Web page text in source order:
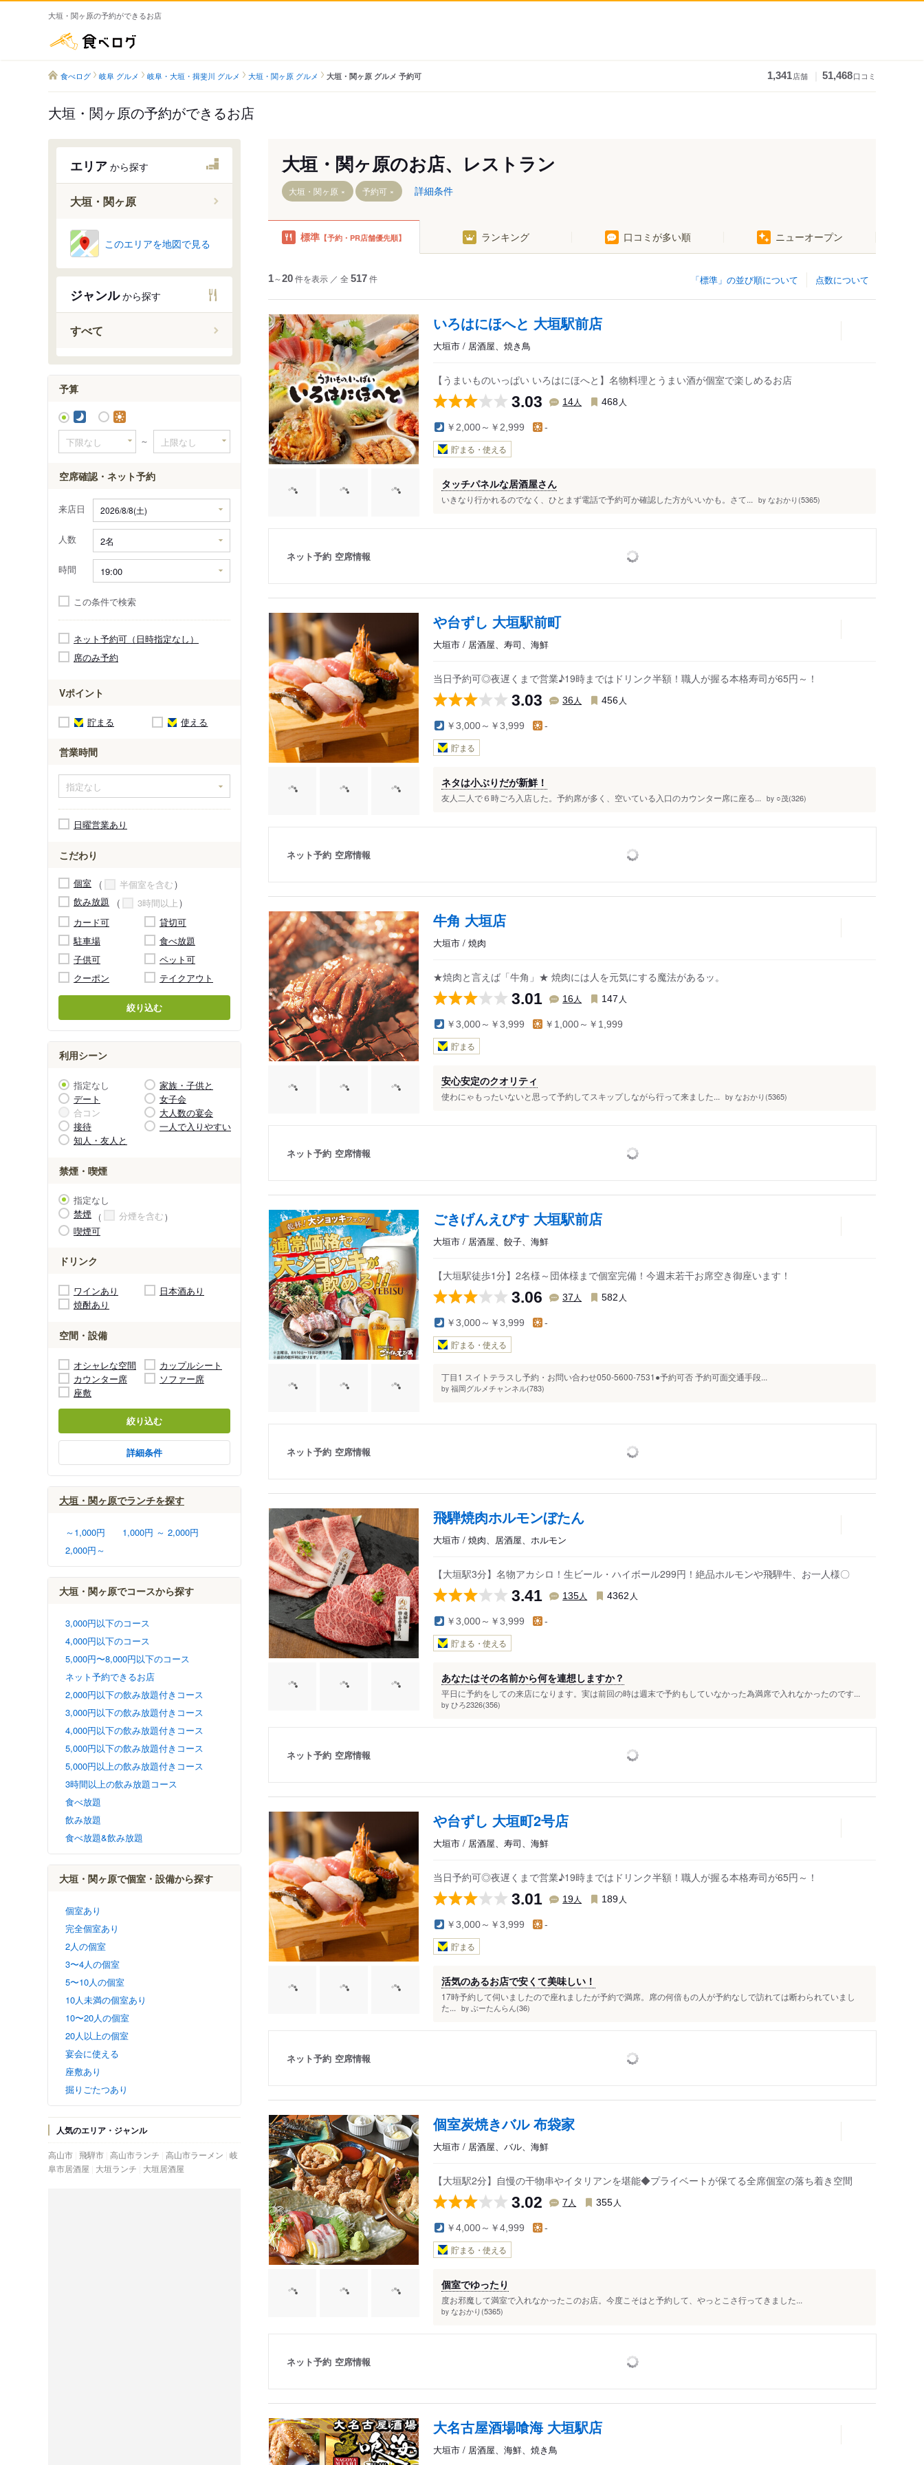
大垣・関ヶ原の予約ができるお店
食べログ 岐阜 グルメ 岐阜・大垣・揖斐川 グルメ 大垣・関ヶ原 グルメ 大垣・関ヶ原 グルメ 予約可 1,341店舗 51,468口コミ
大垣・関ヶ原の予約ができるお店
エリア から探す
大垣・関ヶ原
大垣駅
関ケ原駅
荒尾駅
美濃赤坂駅
東大垣駅
大外羽駅
友江駅
北大垣駅
東赤坂駅
広神戸駅
北神戸駅
池野駅
このエリアを地図で見る
ジャンルから探す
すべて
予算
～
空席確認・ネット予約
来店日
人数
時間
この条件で検索
ネット予約可（日時指定なし）
席のみ予約
Vポイント
貯まる 使える
営業時間
日曜営業あり
こだわり
個室
半個室を含む
飲み放題
3時間以上
カード可
貸切可
駐車場
食べ放題
子供可
ペット可
クーポン
テイクアウト
絞り込む
利用シーン
指定なし
家族・子供と
デート
女子会
合コン
大人数の宴会
接待
一人で入りやすい
知人・友人と
禁煙・喫煙
指定なし
禁煙
分煙を含む
喫煙可
ドリンク
ワインあり
日本酒あり
焼酎あり
空間・設備
オシャレな空間
カップルシート
カウンター席
ソファー席
座敷
絞り込む
詳細条件
大垣・関ヶ原でランチを探す
～1,000円
1,000円 ～ 2,000円
2,000円～
大垣・関ヶ原でコースから探す
3,000円以下のコース
4,000円以下のコース
5,000円〜8,000円以下のコース
ネット予約できるお店
2,000円以下の飲み放題付きコース
3,000円以下の飲み放題付きコース
4,000円以下の飲み放題付きコース
5,000円以下の飲み放題付きコース
5,000円以上の飲み放題付きコース
3時間以上の飲み放題コース
食べ放題
飲み放題
食べ放題&飲み放題
大垣・関ヶ原で個室・設備から探す
個室あり
完全個室あり
2人の個室
3〜4人の個室
5〜10人の個室
10人未満の個室あり
10〜20人の個室
20人以上の個室
宴会に使える
座敷あり
掘りごたつあり
人気のエリア・ジャンル
高山市 飛騨市 高山市ランチ 高山市ラーメン 岐
阜市居酒屋
大垣ランチ 大垣居酒屋
大垣・関ヶ原のお店、レストラン
大垣・関ヶ原 予約可 詳細条件
標準 【予約・PR店舗優先順】 ランキング 口コミが多い順 ニューオープン
点数について
「標準」の並び順について
1～20件を表示 ／ 全 517件
いろはにほへと 大垣駅前店
大垣市 / 居酒屋、焼き鳥
【うまいものいっぱい いろはにほへと】名物料理とうまい酒が個室で楽しめるお店
3.03 14人 468 人
￥2,000～￥2,999 -
貯まる・使える
タッチパネルな居酒屋さん
いきなり行かれるのでなく、ひとまず電話で予約可か確認した方がいいかも。さて... by なおかり(5365)
ネット予約 空席情報
や台ずし 大垣駅前町
大垣市 / 居酒屋、寿司、海鮮
当日予約可◎夜遅くまで営業♪19時まではドリンク半額！職人が握る本格寿司が65円～！
3.03 36人 456 人
￥3,000～￥3,999 -
貯まる
ネタは小ぶりだが新鮮！
友人二人で６時ごろ入店した。予約席が多く、空いている入口のカウンター席に座る... by ○茂(326)
ネット予約 空席情報
牛角 大垣店
大垣市 / 焼肉
★焼肉と言えば「牛角」★ 焼肉には人を元気にする魔法があるッ。
3.01 16人 147 人
￥3,000～￥3,999 ￥1,000～￥1,999
貯まる
安心安定のクオリティ
使わにゃもったいないと思って予約してスキップしながら行って来ました... by なおかり(5365)
ネット予約 空席情報
ごきげんえびす 大垣駅前店
大垣市 / 居酒屋、餃子、海鮮
【大垣駅徒歩1分】2名様～団体様まで個室完備！今週末若干お席空き御座います！
3.06 37 人 582 人
￥3,000～￥3,999 -
貯まる・使える
丁目1 スイトテラスし予約・お問い合わせ050-5600-7531●予約可否 予約可面交通手段...
by 福岡グルメチャンネル(783)
ネット予約 空席情報
飛騨焼肉ホルモンぼたん
大垣市 / 焼肉、居酒屋、ホルモン
【大垣駅3分】名物アカシロ！生ビール・ハイボール299円！絶品ホルモンや飛騨牛、お一人様〇
3.41 135人 4362 人
￥3,000～￥3,999 -
貯まる・使える
あなたはその名前から何を連想しますか？
平日に予約をしての来店になります。実は前回の時は週末で予約もしていなかった為満席で入れなかったのです...
by ひろ2326(356)
ネット予約 空席情報
や台ずし 大垣町2号店
大垣市 / 居酒屋、寿司、海鮮
当日予約可◎夜遅くまで営業♪19時まではドリンク半額！職人が握る本格寿司が65円～！
3.01 19人 189 人
￥3,000～￥3,999 -
貯まる
活気のあるお店で安くて美味しい！
17時予約して伺いましたので座れましたが予約で満席。席の何倍もの人が予約なしで訪れては断わられていまし
た...
by ぶーたんらん(36)
ネット予約 空席情報
個室炭焼きバル 布袋家
大垣市 / 居酒屋、バル、海鮮
【大垣駅2分】自慢の干物串やイタリアンを堪能◆プライベートが保てる全席個室の落ち着き空間
3.02 7 人 355 人
￥4,000～￥4,999 -
貯まる・使える
個室でゆったり
度お邪魔して満室で入れなかったこのお店。今度こそはと予約して、やっとこさ行ってきました...
by なおかり(5365)
ネット予約 空席情報
大名古屋酒場喰海 大垣駅店
大垣市 / 居酒屋、海鮮、焼き鳥